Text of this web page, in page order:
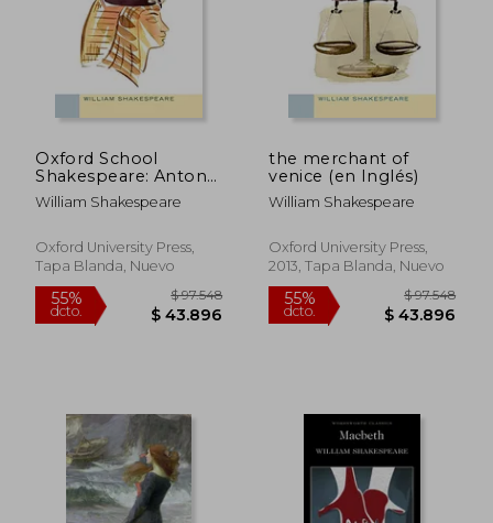
Oxford School
Shakespeare: Antony
and Cleopatra (en
Inglés)
William Shakespeare
Oxford University Press,
Tapa Blanda, Nuevo
the merchant of
venice (en Inglés)
William Shakespeare
Oxford University Press,
2013, Tapa Blanda, Nuevo